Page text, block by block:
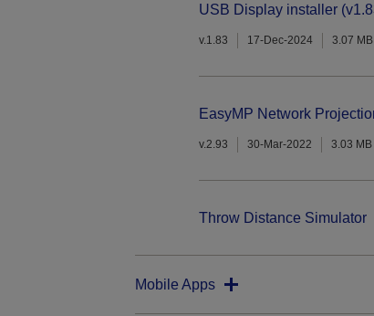
USB Display installer
v.1.83 17-Dec-2024 3.07 MB
EasyMP Network
v.2.93 30-Mar-2022 3.03 MB
Throw Distance Simulator
Mobile Apps